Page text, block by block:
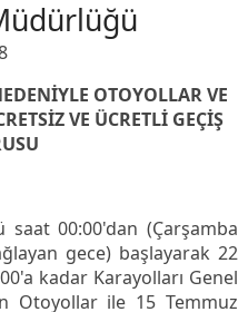
OTOYOLLAR VE
VE ÜCRETLİ GEÇİŞ
00:00'dan (Çarşamba
gece) başlayarak 22
kadar Karayolları Genel
Otoyollar ile 15 Temmuz